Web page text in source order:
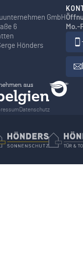
GmbH
6
Hönders
Mo.-
Datenschutz
Immobilien
Hönders